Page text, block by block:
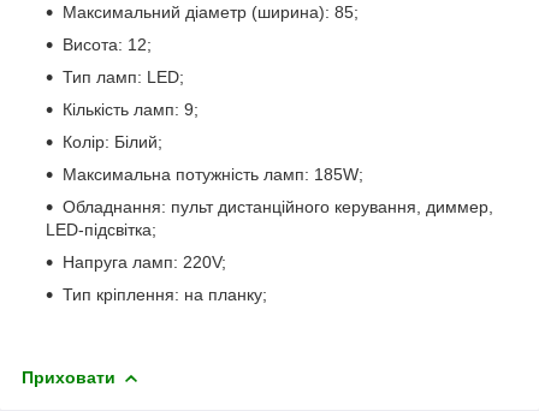
Максимальний діаметр (ширина): 85;
Висота: 12;
Тип ламп: LED;
Кількість ламп: 9;
Колір: Білий;
Максимальна потужність ламп: 185W;
Обладнання: пульт дистанційного керування, диммер,
LED-підсвітка;
Напруга ламп: 220V;
Тип кріплення: на планку;
Приховати